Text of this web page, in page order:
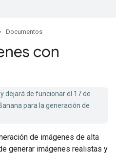
Documentos
con
y dejará de funcionar el 17 de
para la generación de
de imágenes de alta
generar imágenes realistas y